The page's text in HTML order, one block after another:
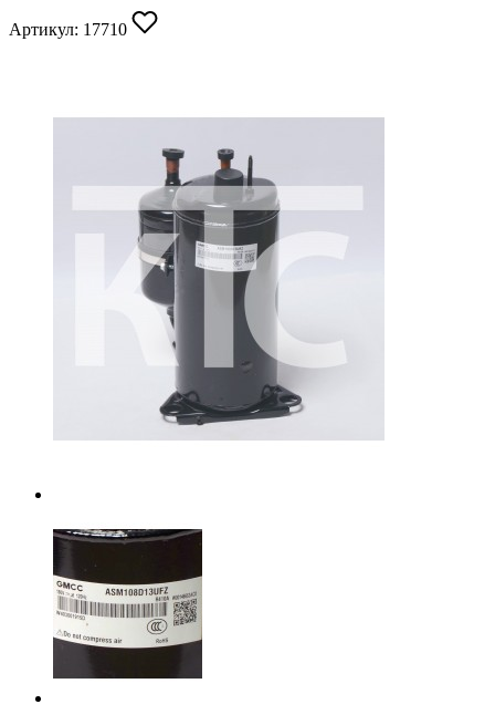
Артикул: 17710